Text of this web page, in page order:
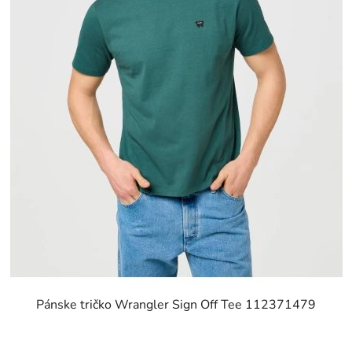
Pánske tričko Wrangler Sign Off Tee 112371479